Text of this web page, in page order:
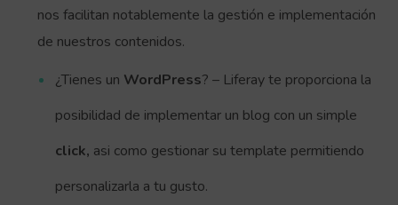
nos facilitan notablemente la gestión e implementación
de nuestros contenidos.
¿Tienes un WordPress? – Liferay te proporciona la
posibilidad de implementar un blog con un simple
click, asi como gestionar su template permitiendo
personalizarla a tu gusto.